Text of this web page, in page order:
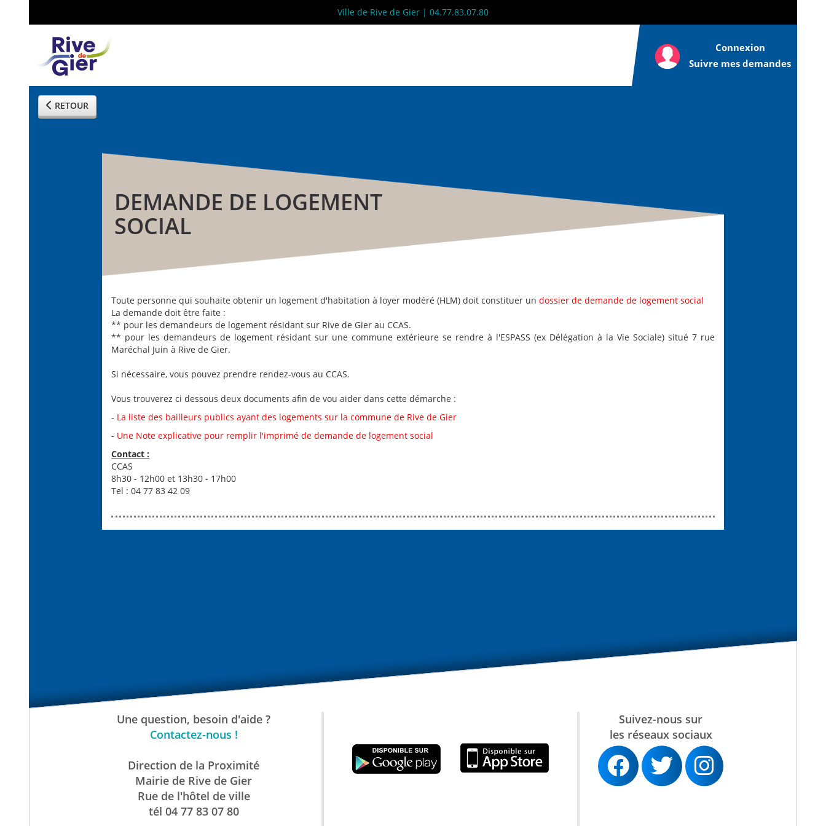
Ville de Rive de Gier | 04.77.83.07.80
Connexion
Suivre mes demandes
RETOUR
DEMANDE DE LOGEMENT
SOCIAL
Toute personne qui souhaite obtenir un logement d'habitation à loyer modéré (HLM) doit constituer undossier de demande de logement social
La demande doit être faite :
** pour les demandeurs de logement résidant sur Rive de Gier au CCAS.
** pour les demandeurs de logement résidant sur une commune extérieure se rendre à l'ESPASS (ex Délégation à la Vie Sociale) situé 7 rue
Maréchal Juin à Rive de Gier.
Si nécessaire, vous pouvez prendre rendez-vous au CCAS.
Vous trouverez ci dessous deux documents afin de vou aider dans cette démarche :
- La liste des bailleurs publics ayant des logements sur la commune de Rive de Gier
- Une Note explicative pour remplir l'imprimé de demande de logement social
Contact :
CCAS
8h30 - 12h00 et 13h30 - 17h00
Tel : 04 77 83 42 09
Une question, besoin d'aide ?
Contactez-nous !
Direction de la Proximité
Mairie de Rive de Gier
Rue de l'hôtel de ville
tél 04 77 83 07 80
Suivez-nous sur
les réseaux sociaux